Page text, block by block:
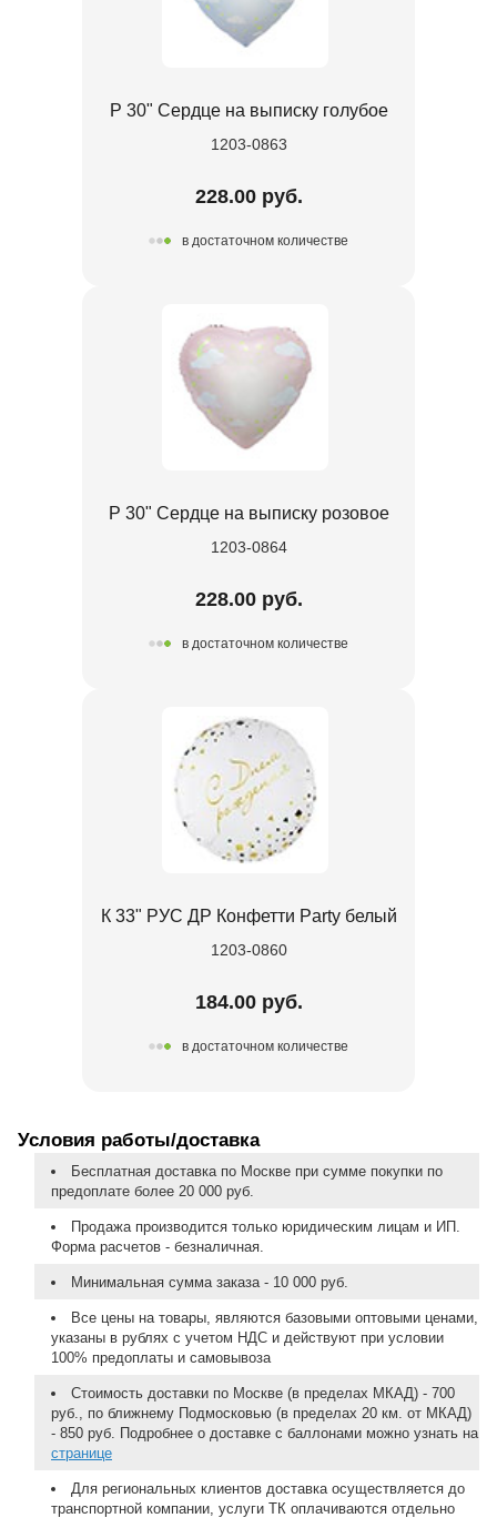
Р 30" Сердце на выписку голубое
1203-0863
228.00 руб.
в достаточном количестве
Р 30" Сердце на выписку розовое
1203-0864
228.00 руб.
в достаточном количестве
К 33" РУС ДР Конфетти Party белый
1203-0860
184.00 руб.
в достаточном количестве
Условия работы/доставка
Бесплатная доставка по Москве при сумме покупки по
предоплате более 20 000 руб.
Продажа производится только юридическим лицам и ИП.
Форма расчетов - безналичная.
Минимальная сумма заказа - 10 000 руб.
Все цены на товары, являются базовыми оптовыми ценами,
указаны в рублях с учетом НДС и действуют при условии
100% предоплаты и самовывоза
Стоимость доставки по Москве (в пределах МКАД) - 700
руб., по ближнему Подмосковью (в пределах 20 км. от МКАД)
- 850 руб. Подробнее о доставке с баллонами можно узнать на
странице
Для региональных клиентов доставка осуществляется до
транспортной компании, услуги ТК оплачиваются отдельно